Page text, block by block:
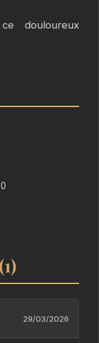
douloureux
au cœur des
un jeune
plusieurs
bouleverser
elles espérer
en
29/03/2026